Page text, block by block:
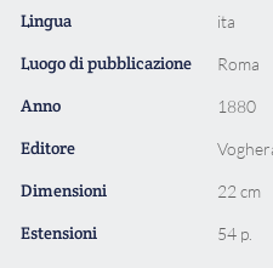
Lingua ita
Luogo di pubblicazione Roma
Anno 1880
Editore
Dimensioni 22 cm
Estensioni 54 p.